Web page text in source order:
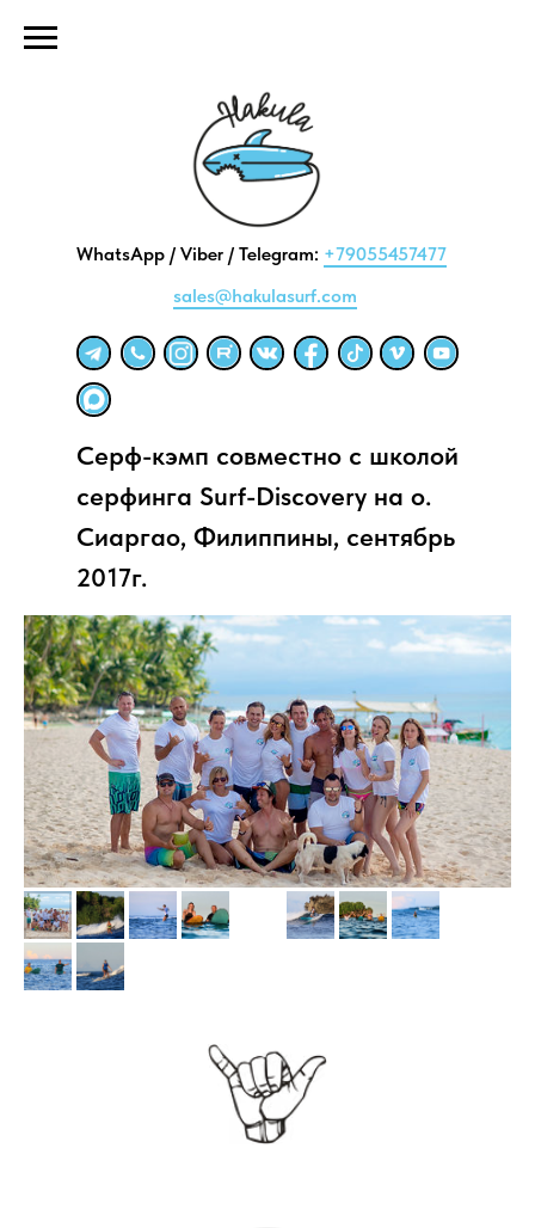
sales@hakulasurf.com
WhatsApp / Viber / Telegram: +79055457477
Серф-кэмп совместно с школой
серфинга Surf-Discovery на о.
Сиаргао, Филиппины, сентябрь
2017г.